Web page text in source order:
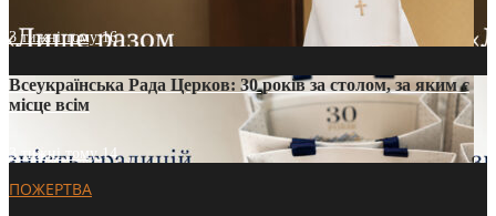
3 тижні тому16
Всеукраїнська Рада Церков: 30 років за столом, за яким є
місце всім
3 тижні тому14
ПОЖЕРТВА